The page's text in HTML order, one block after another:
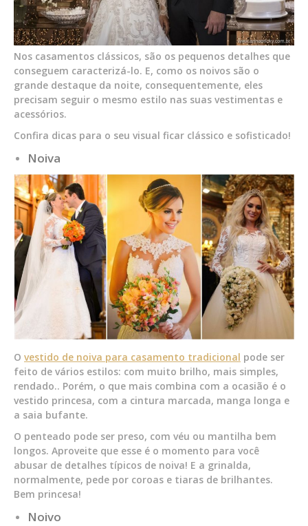
Nos casamentos clássicos, são os pequenos detalhes que
conseguem caracterizá-lo. E, como os noivos são o
grande destaque da noite, consequentemente, eles
precisam seguir o mesmo estilo nas suas vestimentas e
acessórios.
Confira dicas para o seu visual ficar clássico e sofisticado!
Noiva
O vestido de noiva para casamento tradicional pode ser
feito de vários estilos: com muito brilho, mais simples,
rendado.. Porém, o que mais combina com a ocasião é o
vestido princesa, com a cintura marcada, manga longa e
a saia bufante.
O penteado pode ser preso, com véu ou mantilha bem
longos. Aproveite que esse é o momento para você
abusar de detalhes típicos de noiva! E a grinalda,
normalmente, pede por coroas e tiaras de brilhantes.
Bem princesa!
Noivo